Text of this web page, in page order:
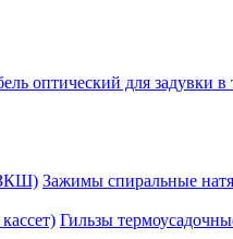
оптический для задувки в
Зажимы спиральные
Гильзы